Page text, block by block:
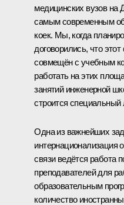
медицинских вузов на
самым современным
коек. Мы, когда
договорились, что
совмещён с учебным
работать на этих
занятий инженерной
строится специальный
Одна из важнейших
интернационализация
связи ведётся работа
преподавателей для
образовательным
количество